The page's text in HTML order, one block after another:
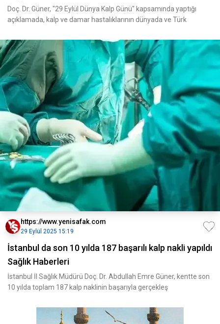
Doç. Dr. Güner, "29 Eylül Dünya Kalp Günü" kapsamında yaptığı
açıklamada, kalp ve damar hastalıklarının dünyada ve Türk
https://www.yenisafak.com
29 Eylül 2025 15:19
İstanbul da son 10 yılda 187 başarılı kalp nakli yapıldı
Sağlık Haberleri
İstanbul İl Sağlık Müdürü Doç. Dr. Abdullah Emre Güner, kentte son
10 yılda toplam 187 kalp naklinin başarıyla gerçekleş